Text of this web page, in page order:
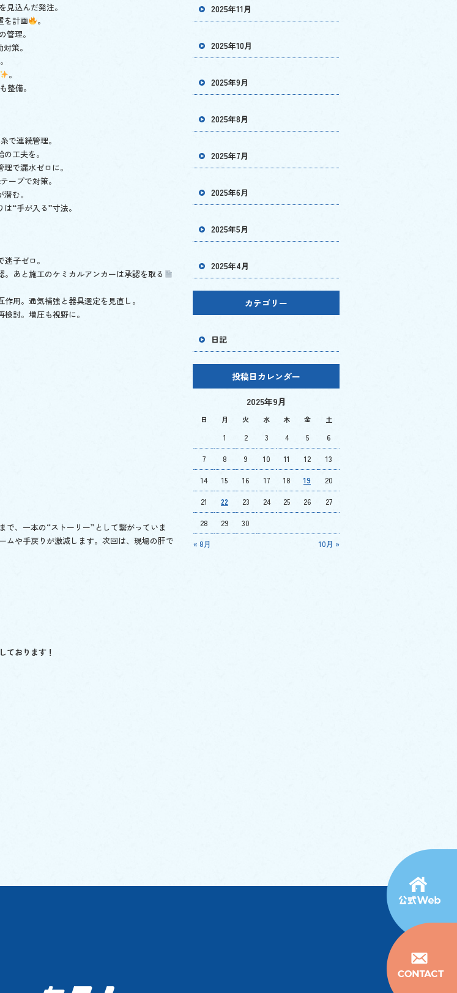
込んだ発注。
を計画
。
管理。
策。
。
。
整備。
で連続管理。
工夫を。
で漏水ゼロに。
ープで対策。
む。
“手が入る”寸法。
子ゼロ。
あと施工のケミカルアンカーは承認を取る
用。通気補強と器具選定を見直し。
討。増圧も視野に。
で、一本の“ストーリー”として繋がっていま
ムや手戻りが激減します。次回は、現場の肝で
ております！
2025年11月
2025年10月
2025年9月
2025年8月
2025年7月
2025年6月
2025年5月
2025年4月
カテゴリー
日記
投稿日カレンダー
2025年9月
日 月 火 水 木 金 土
« 8月 10月 »
1 2 3 4 5 6
7 8 9 10 11 12 13
14 15 16 17 18 19 20
21 22 23 24 25 26 27
28 29 30